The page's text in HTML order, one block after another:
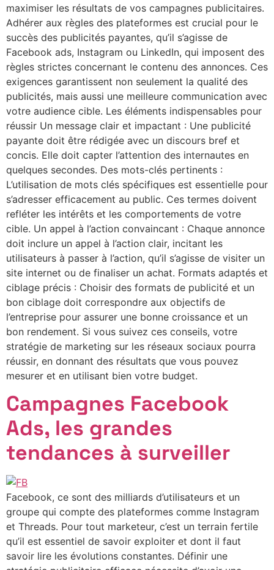
maximiser les résultats de vos campagnes publicitaires.
Adhérer aux règles des plateformes est crucial pour le
succès des publicités payantes, qu’il s’agisse de
Facebook ads, Instagram ou LinkedIn, qui imposent des
règles strictes concernant le contenu des annonces. Ces
exigences garantissent non seulement la qualité des
publicités, mais aussi une meilleure communication avec
votre audience cible. Les éléments indispensables pour
réussir Un message clair et impactant : Une publicité
payante doit être rédigée avec un discours bref et
concis. Elle doit capter l’attention des internautes en
quelques secondes. Des mots-clés pertinents :
L’utilisation de mots clés spécifiques est essentielle pour
s’adresser efficacement au public. Ces termes doivent
refléter les intérêts et les comportements de votre
cible. Un appel à l’action convaincant : Chaque annonce
doit inclure un appel à l’action clair, incitant les
utilisateurs à passer à l’action, qu’il s’agisse de visiter un
site internet ou de finaliser un achat. Formats adaptés et
ciblage précis : Choisir des formats de publicité et un
bon ciblage doit correspondre aux objectifs de
l’entreprise pour assurer une bonne croissance et un
bon rendement. Si vous suivez ces conseils, votre
stratégie de marketing sur les réseaux sociaux pourra
réussir, en donnant des résultats que vous pouvez
mesurer et en utilisant bien votre budget.
Campagnes Facebook
Ads, les grandes
tendances à surveiller
Facebook, ce sont des milliards d’utilisateurs et un
groupe qui compte des plateformes comme Instagram
et Threads. Pour tout marketeur, c’est un terrain fertile
qu’il est essentiel de savoir exploiter et dont il faut
savoir lire les évolutions constantes. Définir une